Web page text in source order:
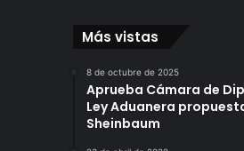
Más vistas
8 de octubre de 2025
Aprueba Cámara de
Ley Aduanera
Sheinbaum